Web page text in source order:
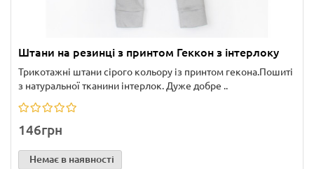
Штани на резинці з принтом Геккон з інтерлоку
Трикотажні штани сірого кольору із принтом гекона.Пошиті
з натуральної тканини інтерлок. Дуже добре ..
146грн
Немає в наявності